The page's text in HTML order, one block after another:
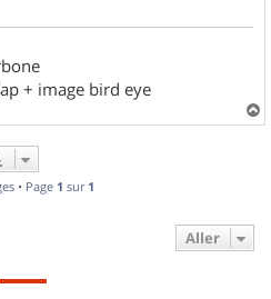
+ image bird eye
a
• Page 1 sur 1
Aller